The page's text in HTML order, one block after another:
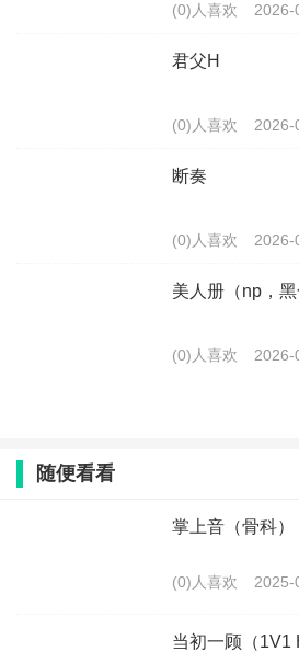
(0)人喜欢 2026-
君父H
(0)人喜欢 2026-
断奏
(0)人喜欢 2026-
美人册（np，黑
(0)人喜欢 2026-
随便看看
掌上音（骨科）
(0)人喜欢 2025-
当初一顾（1V1